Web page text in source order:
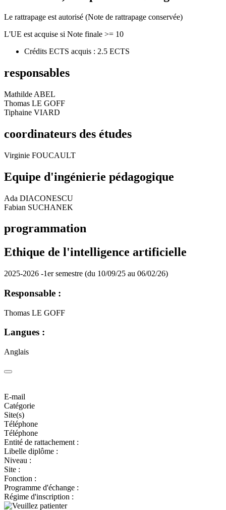
Le rattrapage est autorisé (Note de rattrapage conservée)
L'UE est acquise si Note finale >= 10
Crédits ECTS acquis : 2.5 ECTS
responsables
Mathilde ABEL
Thomas LE GOFF
Tiphaine VIARD
coordinateurs des études
Virginie FOUCAULT
Equipe d'ingénierie pédagogique
Ada DIACONESCU
Fabian SUCHANEK
programmation
Ethique de l'intelligence artificielle
2025-2026 -1er semestre (du 10/09/25 au 06/02/26)
Responsable :
Thomas LE GOFF
Langues :
Anglais
E-mail
Catégorie
Site(s)
Téléphone
Téléphone
Entité de rattachement :
Libelle diplôme :
Niveau :
Site :
Fonction :
Programme d'échange :
Régime d'inscription :